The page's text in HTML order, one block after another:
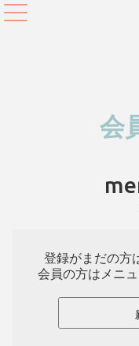
会
登録がまだの方
会員の方はメニ